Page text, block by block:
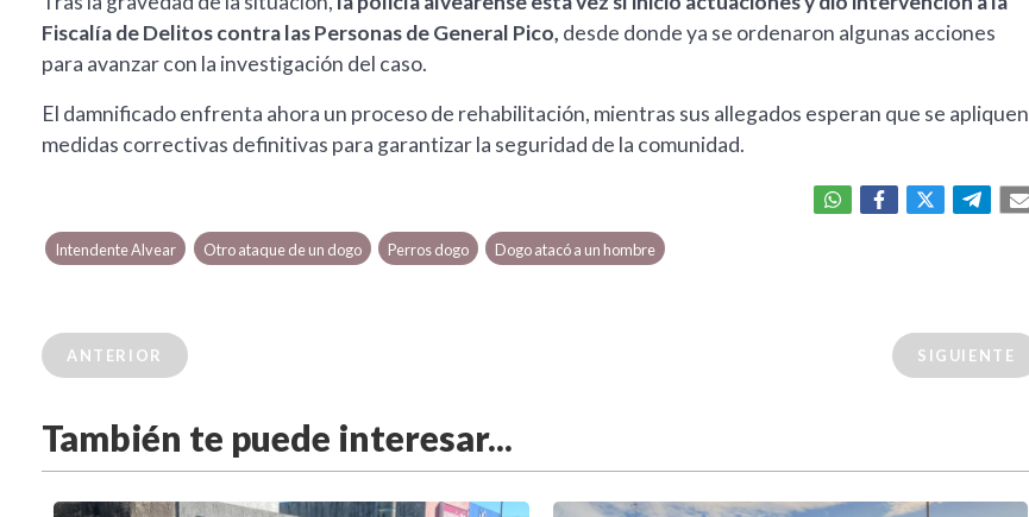
Fiscalía de Delitos contra las Personas de General Pico, desde donde ya se ordenaron algunas acciones
para avanzar con la investigación del caso.
El damnificado enfrenta ahora un proceso de rehabilitación, mientras sus allegados esperan que se apliquen
medidas correctivas definitivas para garantizar la seguridad de la comunidad.
Intendente Alvear Otro ataque de un dogo Perros dogo Dogo atacó a un hombre
ANTERIOR SIGUIENTE
También te puede interesar...